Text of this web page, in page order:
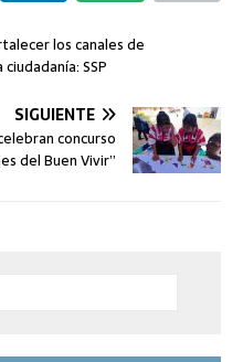
los canales de
SSP
SIGUIENTE
concurso
del Buen Vivir”